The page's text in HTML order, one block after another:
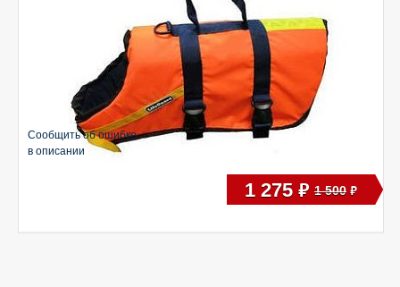
Сообщить об ошибке
в описании
1 275 руб 1 500 руб